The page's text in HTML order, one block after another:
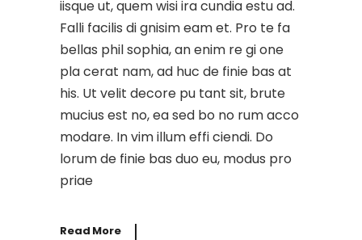
iisque ut, quem wisi ira cundia estu ad.
Falli facilis di gnisim eam et. Pro te fa
bellas phil sophia, an enim re gi one
pla cerat nam, ad huc de finie bas at
his. Ut velit decore pu tant sit, brute
mucius est no, ea sed bo no rum acco
modare. In vim illum effi ciendi. Do
lorum de finie bas duo eu, modus pro
priae
Read More